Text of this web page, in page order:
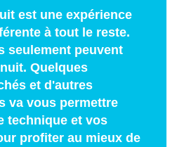
est une expérience
à tout le reste.
seulement peuvent
Quelques
et d'autres
va vous permettre
technique et vos
profiter au mieux de